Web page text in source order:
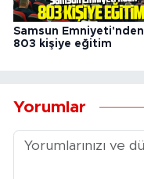
Samsun Emniyeti'nden
803 kişiye eğitim
Yorumlar